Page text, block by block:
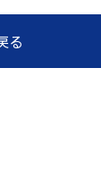
る